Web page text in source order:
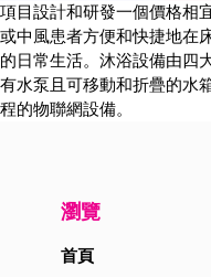
項目設計和研發一個價格相
或中風患者方便和快捷地在
的日常生活。沐浴設備由四
有水泵且可移動和折疊的水
程的物聯網設備。
瀏覽
首頁